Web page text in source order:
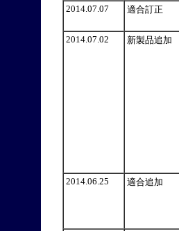
2014.07.07
適合訂正
2014.07.02
新製品追加
2014.06.25
適合追加